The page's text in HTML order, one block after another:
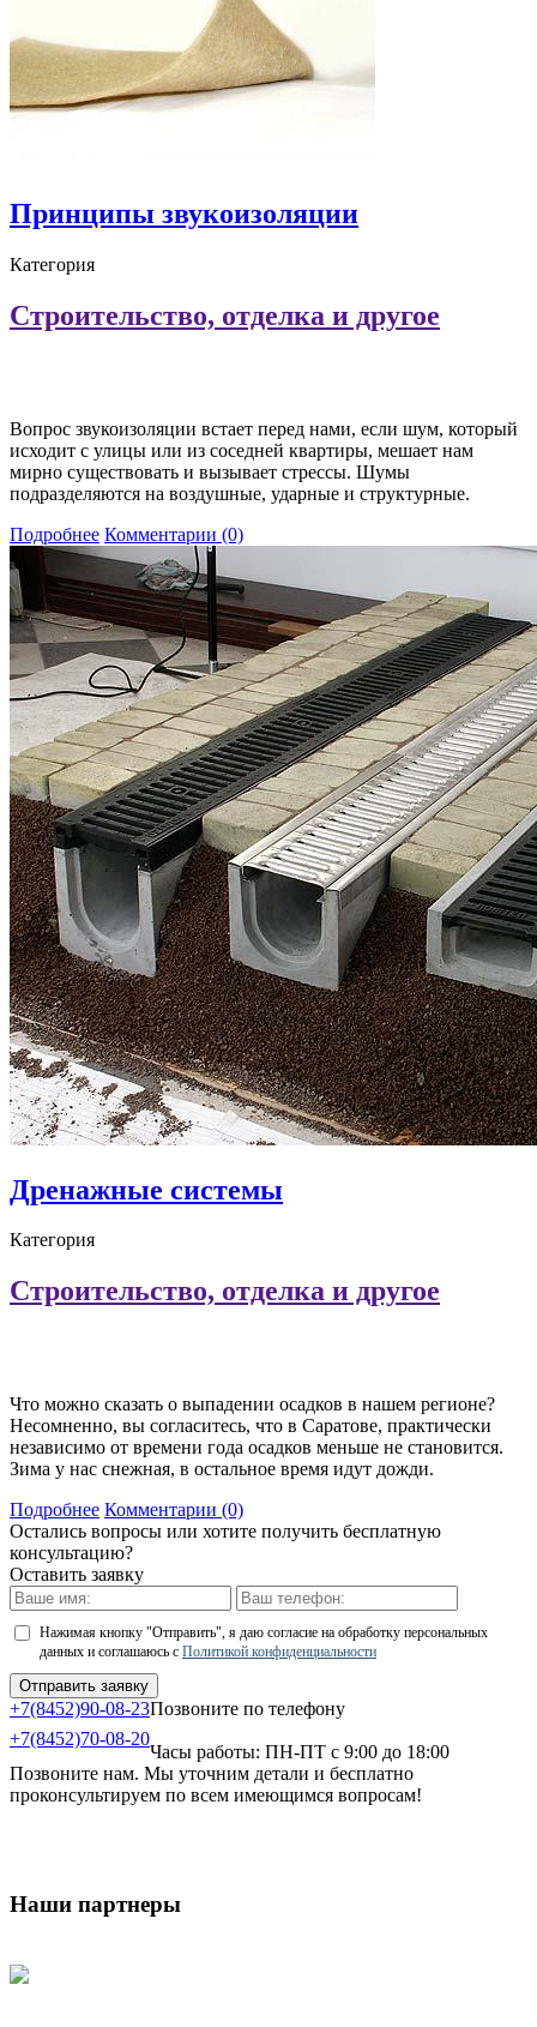
Принципы звукоизоляции
Категория
Строительство, отделка и другое
Вопрос звукоизоляции встает перед нами, если шум, который
исходит с улицы или из соседней квартиры, мешает нам
мирно существовать и вызывает стрессы. Шумы
подразделяются на воздушные, ударные и структурные.
Подробнее Комментарии (0)
Дренажные системы
Категория
Строительство, отделка и другое
Что можно сказать о выпадении осадков в нашем регионе?
Несомненно, вы согласитесь, что в Саратове, практически
независимо от времени года осадков меньше не становится.
Зима у нас снежная, в остальное время идут дожди.
Подробнее Комментарии (0)
Остались вопросы или хотите получить бесплатную
консультацию?
Оставить заявку
Нажимая кнопку "Отправить", я даю согласие на обработку персональных
данных и соглашаюсь с Политикой конфиденциальности
Позвоните по телефону
+7(8452)90-08-23
+7(8452)70-08-20
Часы работы: ПН-ПТ с 9:00 до 18:00
Позвоните нам. Мы уточним детали и бесплатно
проконсультируем по всем имеющимся вопросам!
Наши партнеры